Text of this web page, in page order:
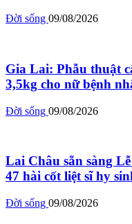
Đời sống 09/08/2026
Gia Lai: Phẫu thuật
3,5kg cho nữ bệnh
Đời sống 09/08/2026
Lai Châu sẵn sàng
47 hài cốt liệt sĩ hy
Đời sống 09/08/2026